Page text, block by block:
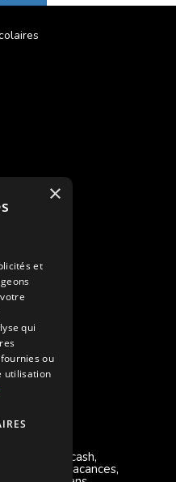
en colonie
Mandats cash,
Chèques vacances,
×
et
qui
ou
utilisation